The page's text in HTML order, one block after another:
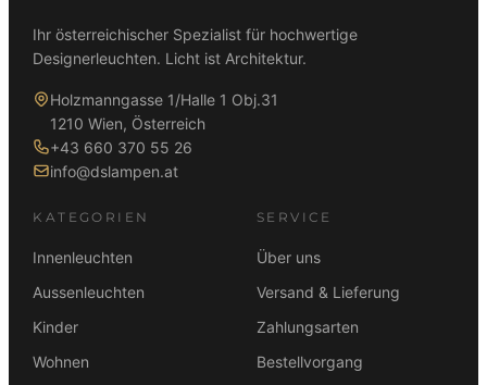
Ihr österreichischer Spezialist für hochwertige
Designerleuchten. Licht ist Architektur.
Holzmanngasse 1/Halle 1 Obj.31
1210 Wien, Österreich
+43 660 370 55 26
info@dslampen.at
KATEGORIEN
Innenleuchten
Aussenleuchten
Kinder
Wohnen
SERVICE
Über uns
Versand & Lieferung
Zahlungsarten
Bestellvorgang